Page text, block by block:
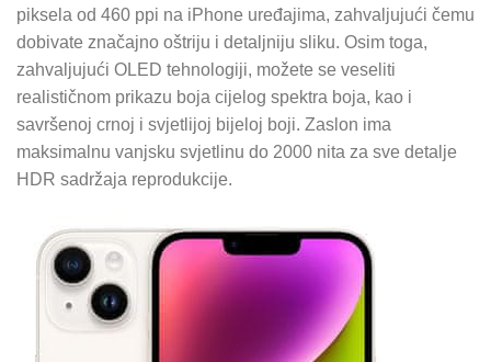
piksela od 460 ppi na iPhone uređajima, zahvaljujući čemu
dobivate značajno oštriju i detaljniju sliku. Osim toga,
zahvaljujući OLED tehnologiji, možete se veseliti
realističnom prikazu boja cijelog spektra boja, kao i
savršenoj crnoj i svjetlijoj bijeloj boji. Zaslon ima
maksimalnu vanjsku svjetlinu do 2000 nita za sve detalje
HDR sadržaja reprodukcije.